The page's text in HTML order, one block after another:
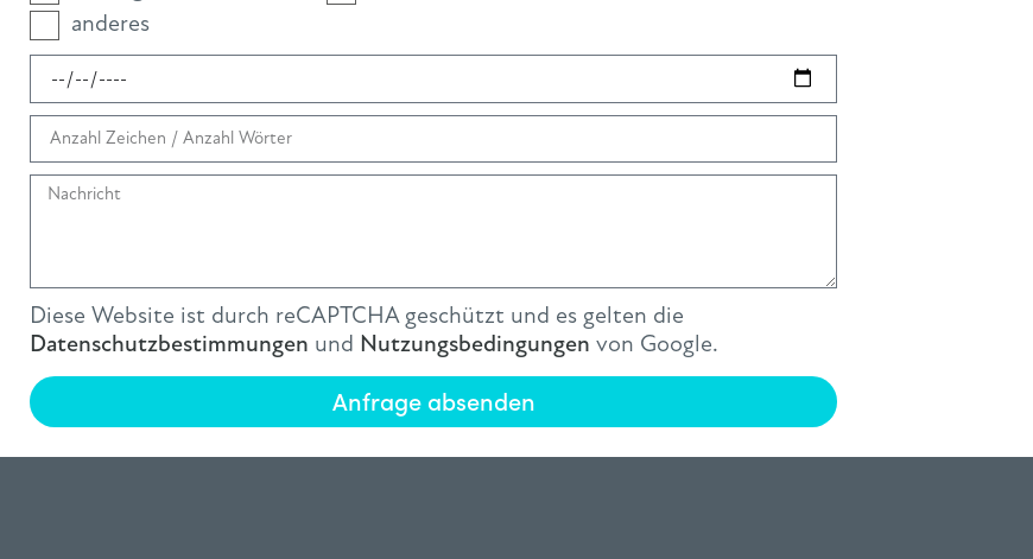
anderes
Diese Website ist durch reCAPTCHA geschützt und es gelten die
Datenschutzbestimmungen und Nutzungsbedingungen von Google.
Anfrage absenden